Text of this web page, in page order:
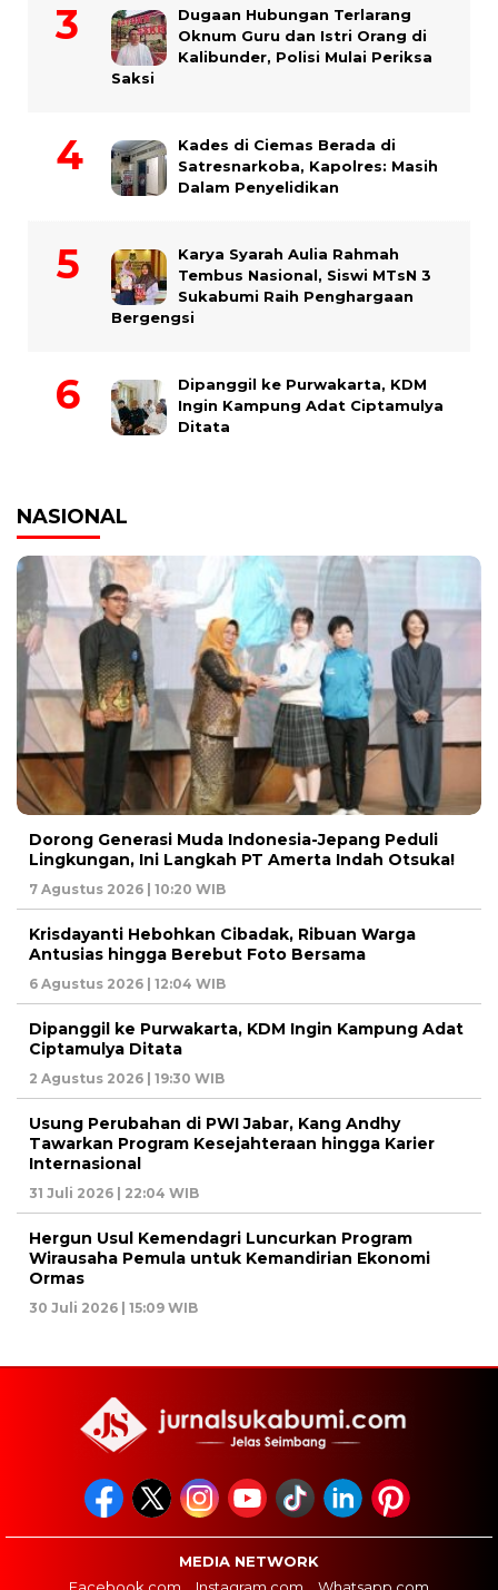
Dugaan Hubungan Terlarang
Oknum Guru dan Istri Orang di
Kalibunder, Polisi Mulai Periksa
Saksi
Kades di Ciemas Berada di
Satresnarkoba, Kapolres: Masih
Dalam Penyelidikan
Karya Syarah Aulia Rahmah
Tembus Nasional, Siswi MTsN 3
Sukabumi Raih Penghargaan
Bergengsi
Dipanggil ke Purwakarta, KDM
Ingin Kampung Adat Ciptamulya
Ditata
NASIONAL
Dorong Generasi Muda Indonesia-Jepang Peduli
Lingkungan, Ini Langkah PT Amerta Indah Otsuka!
7 Agustus 2026 | 10:20 WIB
Krisdayanti Hebohkan Cibadak, Ribuan Warga
Antusias hingga Berebut Foto Bersama
6 Agustus 2026 | 12:04 WIB
Dipanggil ke Purwakarta, KDM Ingin Kampung Adat
Ciptamulya Ditata
2 Agustus 2026 | 19:30 WIB
Usung Perubahan di PWI Jabar, Kang Andhy
Tawarkan Program Kesejahteraan hingga Karier
Internasional
31 Juli 2026 | 22:04 WIB
Hergun Usul Kemendagri Luncurkan Program
Wirausaha Pemula untuk Kemandirian Ekonomi
Ormas
30 Juli 2026 | 15:09 WIB
MEDIA NETWORK
Facebook.com
Instagram.com Whatsapp.com